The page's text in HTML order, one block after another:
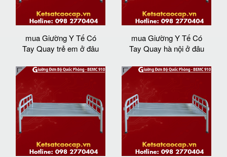
mua Giường Y Tế Có
Tay Quay trẻ em ở đâu
mua Giường Y Tế Có
Tay Quay hà nội ở đâu